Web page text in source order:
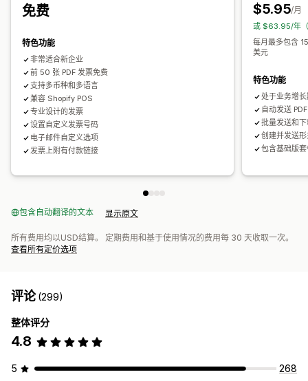
订单详情
免费
特色功能
非常适合新企业
前 50 张 PDF 发票免费
支持多币种和多语言
兼容 Shopify POS
专业设计的发票
设置自定义发票号码
电子邮件自定义选项
发票上附有付款链接
$5.95/月
或 $63.95/年
每月最多包含
美元
特色功能
处于业务增
自动发送
批量发送和
创建并发送
包含基础版
包含自动翻译的文本 显示原文
所有费用均以USD结算。 定期费用和基于使用情况的费用每 30 天收取一次。
查看所有定价选项
评论(299)
整体评分
4.8
5
268